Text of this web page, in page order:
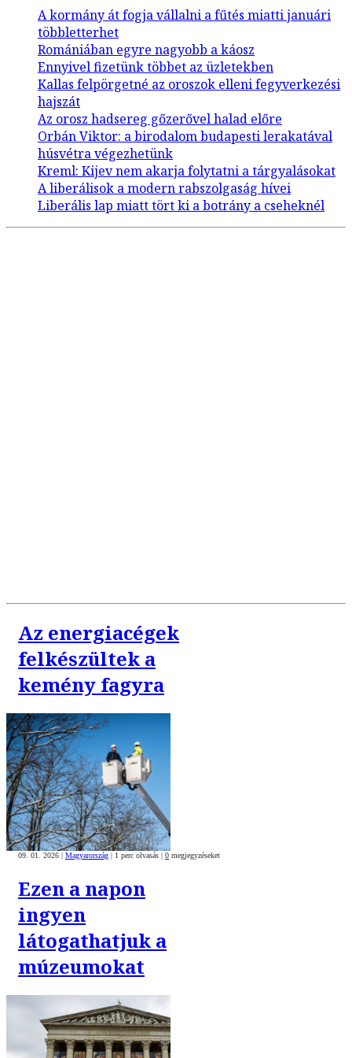
Az energiacégek
felkészültek a
kemény fagyra
09. 01. 2026 | Magyarország | 1 perc olvasás | 0 megjegyzéseket
Ezen a napon
ingyen
látogathatjuk a
múzeumokat